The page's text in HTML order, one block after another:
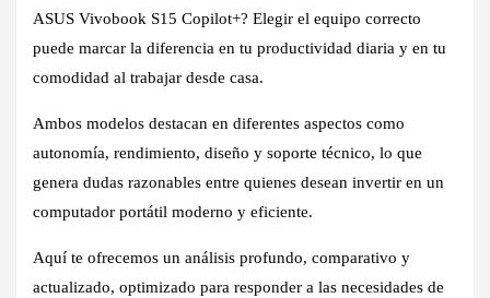
ASUS Vivobook S15 Copilot+? Elegir el equipo correcto
puede marcar la diferencia en tu productividad diaria y en tu
comodidad al trabajar desde casa.
Ambos modelos destacan en diferentes aspectos como
autonomía, rendimiento, diseño y soporte técnico, lo que
genera dudas razonables entre quienes desean invertir en un
computador portátil moderno y eficiente.
Aquí te ofrecemos un análisis profundo, comparativo y
actualizado, optimizado para responder a las necesidades de